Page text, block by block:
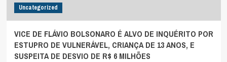
Uncategorized
VICE DE FLÁVIO BOLSONARO É ALVO DE INQUÉRITO POR
ESTUPRO DE VULNERÁVEL, CRIANÇA DE 13 ANOS, E
SUSPEITA DE DESVIO DE R$ 6 MILHÕES